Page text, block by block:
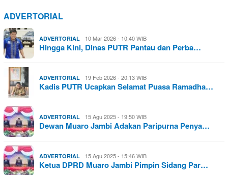
ADVERTORIAL
ADVERTORIAL 10 Mar 2026 - 10:40 WIB
Hingga Kini, Dinas PUTR Pantau dan Perba…
ADVERTORIAL 19 Feb 2026 - 20:13 WIB
Kadis PUTR Ucapkan Selamat Puasa Ramadha…
ADVERTORIAL 15 Agu 2025 - 19:50 WIB
Dewan Muaro Jambi Adakan Paripurna Penya…
ADVERTORIAL 15 Agu 2025 - 15:46 WIB
Ketua DPRD Muaro Jambi Pimpin Sidang Par…